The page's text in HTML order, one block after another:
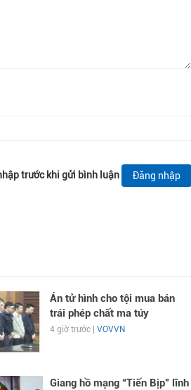
trước khi gửi bình luận Đăng nhập
Án tử hình cho tội mua bán
trái phép chất ma túy
4 giờ trước | VOVVN
Giang hồ mạng “Tiến Bịp” lĩnh